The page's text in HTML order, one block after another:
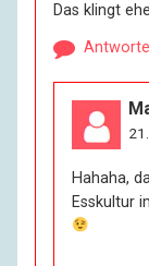
Das klingt
Hahaha,
Esskultur